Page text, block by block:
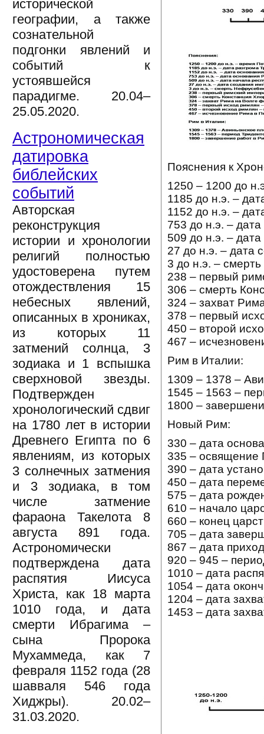
исторической
географии, а также
сознательной
подгонки явлений и
событий к
устоявшейся
парадигме. 20.04–
25.05.2020.
Астрономическая
датировка
библейских
событий
Авторская
реконструкция
истории и хронологии
религий полностью
удостоверена путем
отождествления 15
небесных явлений,
описанных в хрониках,
из которых 11
затмений солнца, 3
зодиака и 1 вспышка
сверхновой звезды.
Подтвержден
хронологический сдвиг
на 1780 лет в истории
Древнего Египта по 6
явлениям, из которых
3 солнечных затмения
и 3 зодиака, в том
числе затмение
фараона Такелота 8
августа 891 года.
Астрономически
подтверждена дата
распятия Иисуса
Христа, как 18 марта
1010 года, и дата
смерти Ибрагима –
сына Пророка
Мухаммеда, как 7
февраля 1152 года (28
шавваля 546 года
Хиджры). 20.02–
31.03.2020.
Пояснения к
1250 – 1200 до
1185 до н.э. –
1152 до н.э. –
753 до н.э. –
509 до н.э. –
27 до н.э. – дата
3 до н.э. –
238 – первый
306 – смерть
324 – захват
378 – первый
450 – второй
467 –
Рим в Италии:
1309 – 1378 –
1545 – 1563 –
1800 –
Новый Рим:
330 – дата
335 – освящение
390 – дата
450 – дата
575 – дата
610 – начало
660 – конец
705 – дата
867 – дата
920 – 945 –
1010 – дата
1054 – дата
1204 – дата
1453 – дата